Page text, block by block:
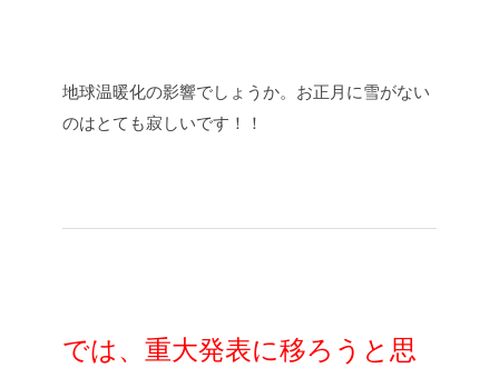
地球温暖化の影響でしょうか。お正月に雪がない
のはとても寂しいです！！
では、重大発表に移ろうと思